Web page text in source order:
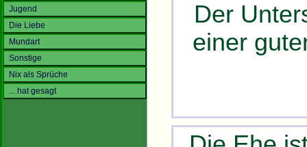
Jugend
Die Liebe
Mundart
Sonstige
Nix als Sprüche
... hat gesagt
Der
einer